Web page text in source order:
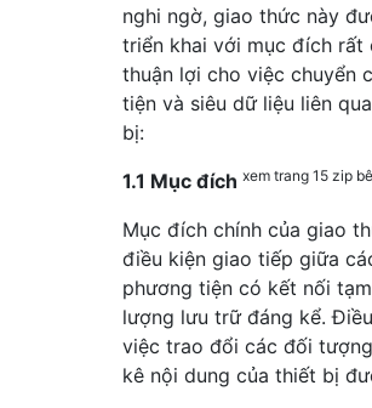
nghi ngờ, giao thức này
triển khai với mục đích rất
thuận lợi cho việc chuyển
tiện và siêu dữ liệu liên
bị:
1.1 Mục đích xem trang 15 zip
Mục đích chính của giao
điều kiện giao tiếp giữa
phương tiện có kết nối
lượng lưu trữ đáng kể.
việc trao đổi các đối
kê nội dung của thiết bị